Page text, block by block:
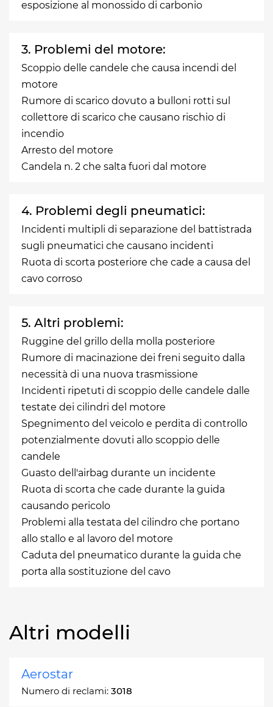
esposizione al monossido di carbonio
3. Problemi del motore:
Scoppio delle candele che causa incendi del
motore
Rumore di scarico dovuto a bulloni rotti sul
collettore di scarico che causano rischio di
incendio
Arresto del motore
Candela n. 2 che salta fuori dal motore
4. Problemi degli pneumatici:
Incidenti multipli di separazione del battistrada
sugli pneumatici che causano incidenti
Ruota di scorta posteriore che cade a causa del
cavo corroso
5. Altri problemi:
Ruggine del grillo della molla posteriore
Rumore di macinazione dei freni seguito dalla
necessità di una nuova trasmissione
Incidenti ripetuti di scoppio delle candele dalle
testate dei cilindri del motore
Spegnimento del veicolo e perdita di controllo
potenzialmente dovuti allo scoppio delle
candele
Guasto dell'airbag durante un incidente
Ruota di scorta che cade durante la guida
causando pericolo
Problemi alla testata del cilindro che portano
allo stallo e al lavoro del motore
Caduta del pneumatico durante la guida che
porta alla sostituzione del cavo
Altri modelli
Aerostar
Numero di reclami: 3018